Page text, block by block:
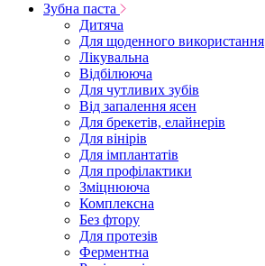
Зубна паста
Дитяча
Для щоденного використання
Лікувальна
Відбілююча
Для чутливих зубів
Від запалення ясен
Для брекетів, елайнерів
Для вінірів
Для імплантатів
Для профілактики
Зміцнююча
Комплексна
Без фтору
Для протезів
Ферментна